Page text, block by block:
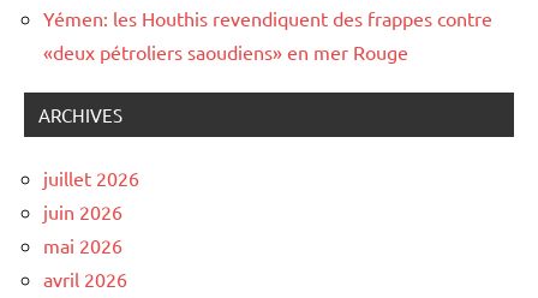
Yémen: les Houthis revendiquent des frappes contre
«deux pétroliers saoudiens» en mer Rouge
ARCHIVES
juillet 2026
juin 2026
mai 2026
avril 2026